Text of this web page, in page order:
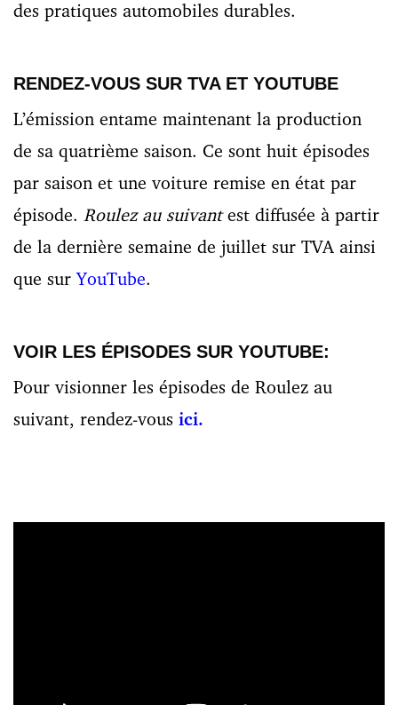
des pratiques automobiles durables.
RENDEZ-VOUS SUR TVA ET YOUTUBE
L’émission entame maintenant la production
de sa quatrième saison. Ce sont huit épisodes
par saison et une voiture remise en état par
épisode. Roulez au suivantest diffusée à partir
de la dernière semaine de juillet sur TVA ainsi
que surYouTube.
VOIR LES ÉPISODES SUR YOUTUBE:
Pour visionner les épisodes de Roulez au
suivant, rendez-vous ici.